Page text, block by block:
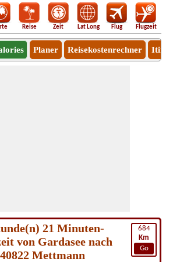
Reise Zeit Lat Long Flug Flugzeit
Planer Reisekostenrechner
684
Km
Go
21 Minuten-
von Gardasee nach
40822 Mettmann